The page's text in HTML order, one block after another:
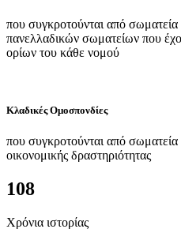
που συγκροτούνται από σωματεία
πανελλαδικών σωματείων που
ορίων του κάθε νομού
Κλαδικές Ομοσπονδίες
που συγκροτούνται από
οικονομικής δραστηριότητας
108
Χρόνια ιστορίας